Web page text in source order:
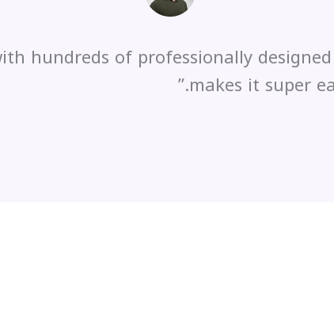
hundreds of professionally
makes it super